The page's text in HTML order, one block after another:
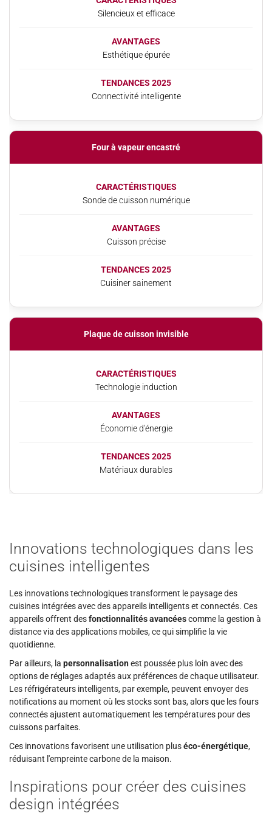
Silencieux et efficace
AVANTAGES
Esthétique épurée
TENDANCES 2025
Connectivité intelligente
Four à vapeur encastré
CARACTÉRISTIQUES
Sonde de cuisson numérique
AVANTAGES
Cuisson précise
TENDANCES 2025
Cuisiner sainement
Plaque de cuisson invisible
CARACTÉRISTIQUES
Technologie induction
AVANTAGES
Économie d'énergie
TENDANCES 2025
Matériaux durables
Innovations technologiques dans les
cuisines intelligentes
Les innovations technologiques transforment le paysage des
cuisines intégrées avec des appareils intelligents et connectés. Ces
appareils offrent desfonctionnalités avancéescomme la gestion à
distance via des applications mobiles, ce qui simplifie la vie
quotidienne.
Par ailleurs, la personnalisationest poussée plus loin avec des
options de réglages adaptés aux préférences de chaque utilisateur.
Les réfrigérateurs intelligents, par exemple, peuvent envoyer des
notifications au moment où les stocks sont bas, alors que les fours
connectés ajustent automatiquement les températures pour des
cuissons parfaites.
Ces innovations favorisent une utilisation pluséco-énergétique,
réduisant l'empreinte carbone de la maison.
Inspirations pour créer des cuisines
design intégrées